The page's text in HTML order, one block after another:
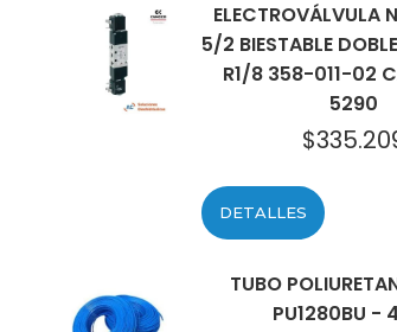
ELECTROVÁLVULA
5/2 BIESTABLE
R1/8 358-011-02
5290
$
DETALLES
TUBO
PU1280BU -